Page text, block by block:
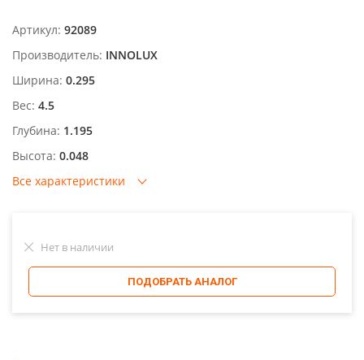
Артикул: 92089
Производитель: INNOLUX
Ширина: 0.295
Вес: 4.5
Глубина: 1.195
Высота: 0.048
Все характеристики
Нет в наличии
ПОДОБРАТЬ АНАЛОГ